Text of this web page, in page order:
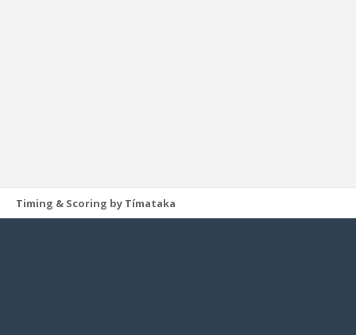
Timing & Scoring by Tímataka